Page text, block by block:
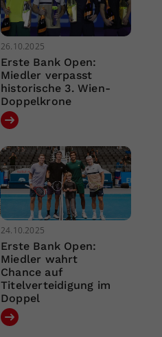
26.10.2025
Erste Bank Open:
Miedler verpasst
historische 3. Wien-
Doppelkrone
24.10.2025
Erste Bank Open:
Miedler wahrt
Chance auf
Titelverteidigung im
Doppel